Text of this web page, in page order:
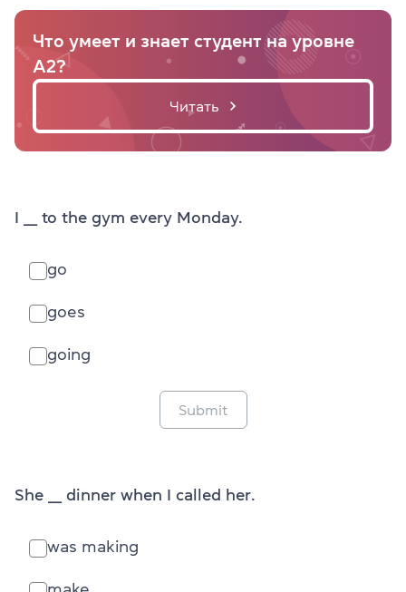
Что умеет и знает студент на уровне
А2?
Читать
I ___ to the gym every Monday.
go
goes
going
Submit
She ___ dinner when I called her.
was making